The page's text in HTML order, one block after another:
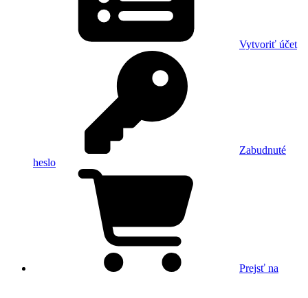
Vytvoriť účet
Zabudnuté
heslo
Prejsť na